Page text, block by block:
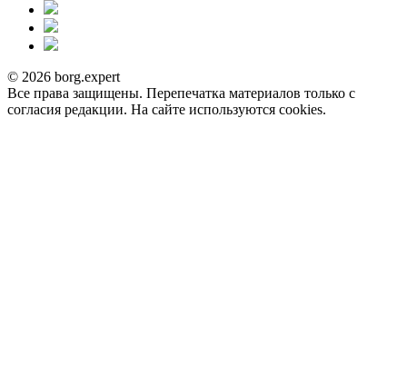
© 2026 borg.expert
Все права защищены. Перепечатка материалов только с
согласия редакции. На сайте используются cookies.